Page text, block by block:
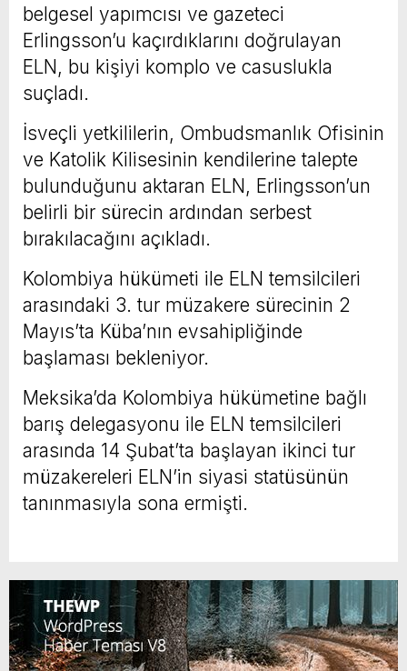
belgesel yapımcısı ve gazeteci
Erlingsson’u kaçırdıklarını doğrulayan
ELN, bu kişiyi komplo ve casuslukla
suçladı.
İsveçli yetkililerin, Ombudsmanlık Ofisinin
ve Katolik Kilisesinin kendilerine talepte
bulunduğunu aktaran ELN, Erlingsson’un
belirli bir sürecin ardından serbest
bırakılacağını açıkladı.
Kolombiya hükümeti ile ELN temsilcileri
arasındaki 3. tur müzakere sürecinin 2
Mayıs’ta Küba’nın evsahipliğinde
başlaması bekleniyor.
Meksika’da Kolombiya hükümetine bağlı
barış delegasyonu ile ELN temsilcileri
arasında 14 Şubat’ta başlayan ikinci tur
müzakereleri ELN’in siyasi statüsünün
tanınmasıyla sona ermişti.